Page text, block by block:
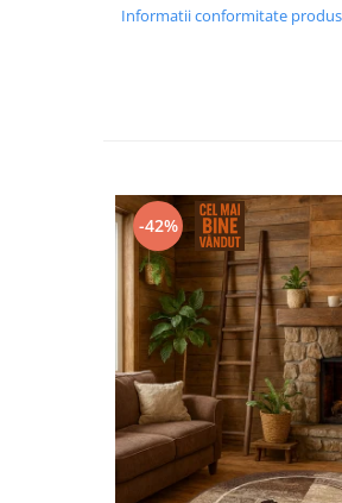
Informatii conformitate produs
-42%